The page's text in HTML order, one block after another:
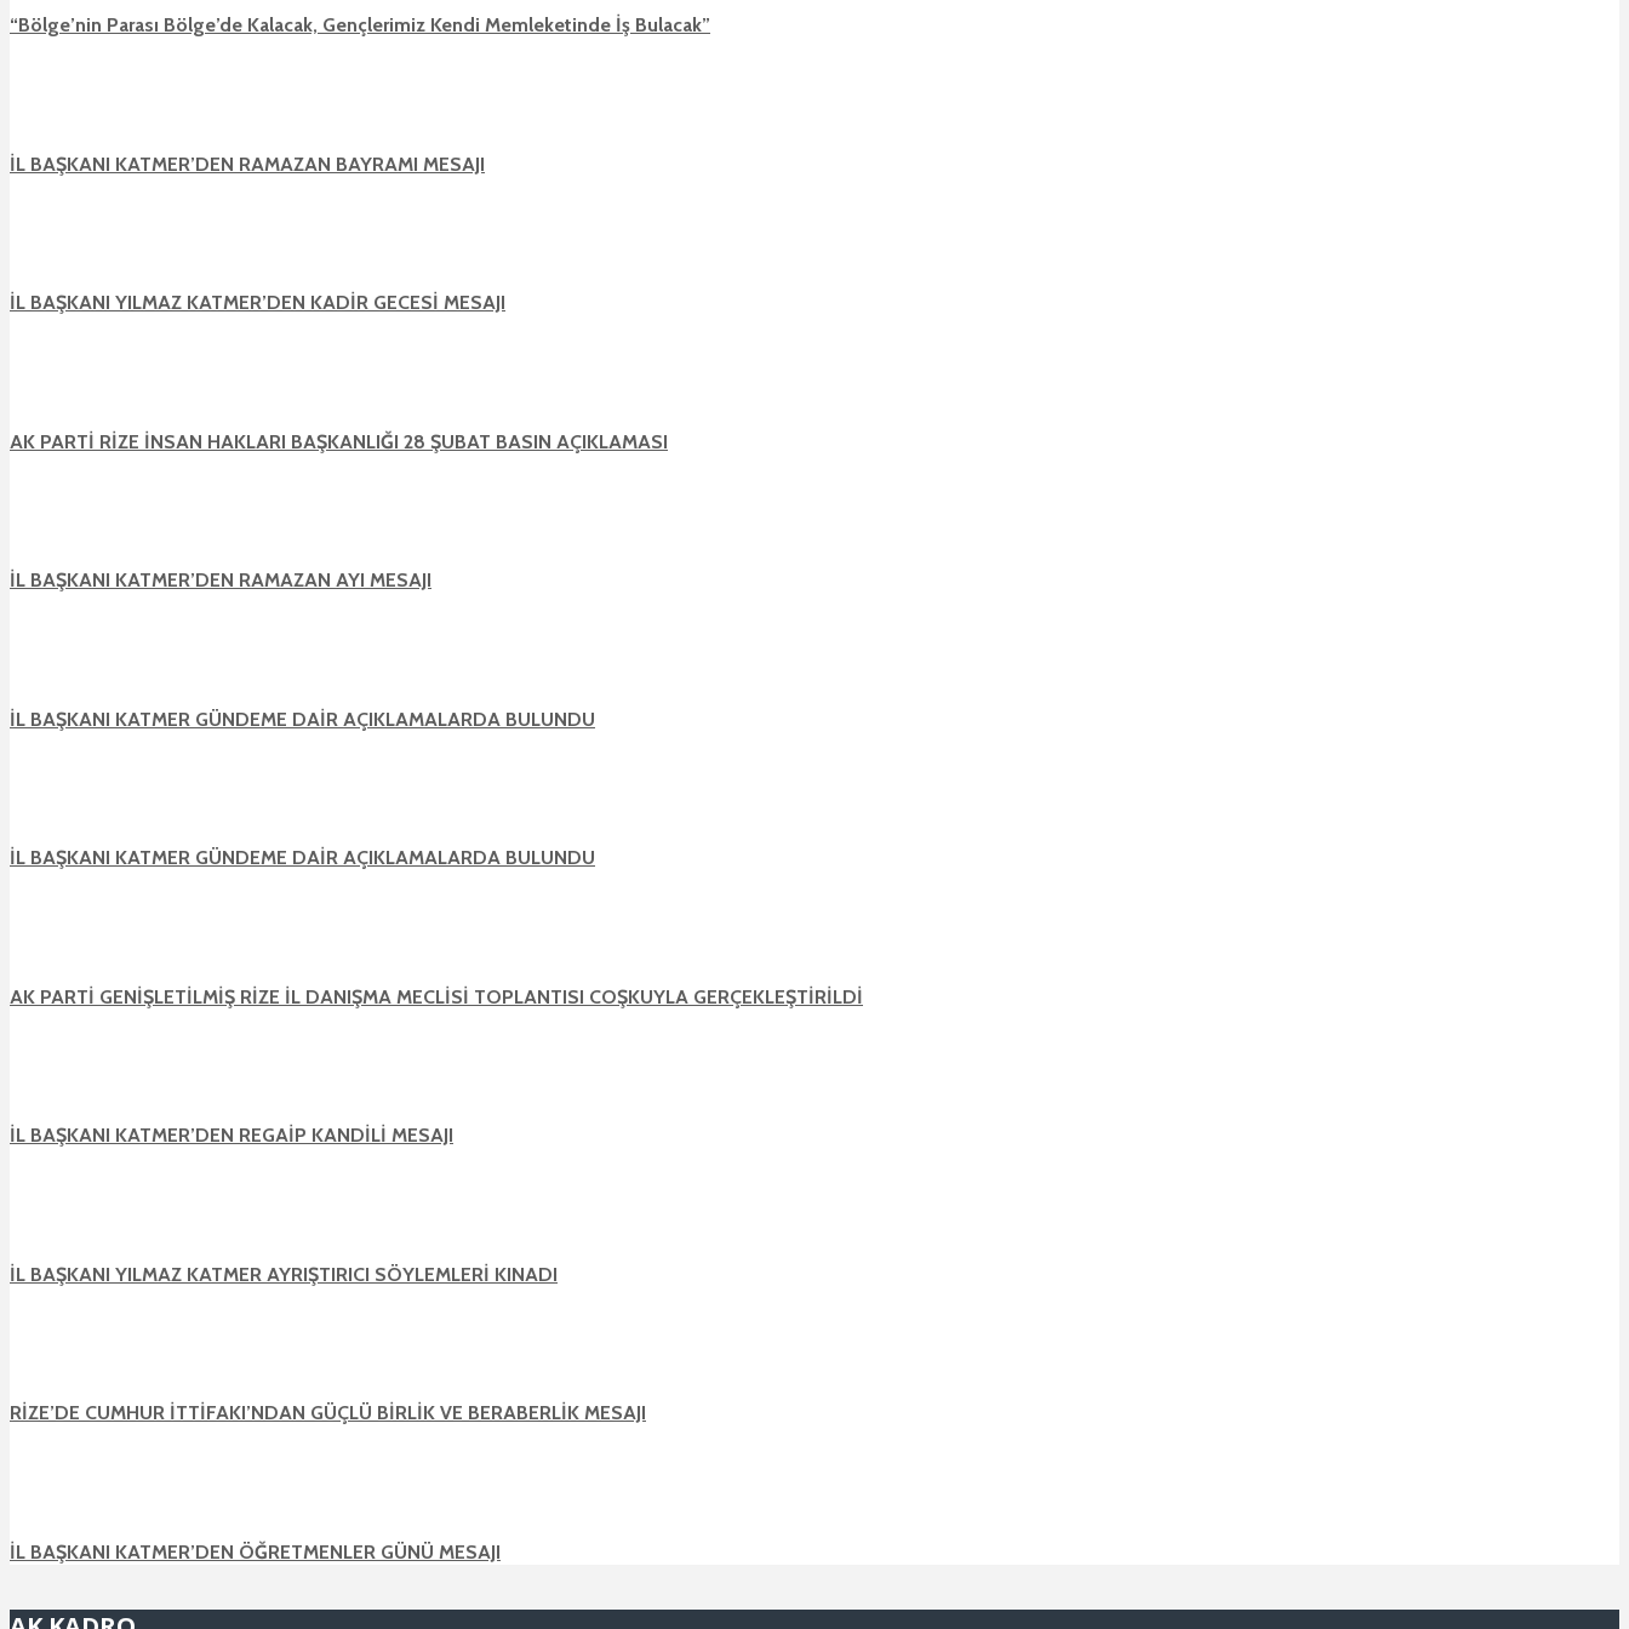
“Bölge’nin Parası Bölge’de Kalacak, Gençlerimiz Kendi Memleketinde İş Bulacak”
İL BAŞKANI KATMER’DEN RAMAZAN BAYRAMI MESAJI
İL BAŞKANI YILMAZ KATMER’DEN KADİR GECESİ MESAJI
AK PARTİ RİZE İNSAN HAKLARI BAŞKANLIĞI 28 ŞUBAT BASIN AÇIKLAMASI
İL BAŞKANI KATMER’DEN RAMAZAN AYI MESAJI
İL BAŞKANI KATMER GÜNDEME DAİR AÇIKLAMALARDA BULUNDU
İL BAŞKANI KATMER GÜNDEME DAİR AÇIKLAMALARDA BULUNDU
AK PARTİ GENİŞLETİLMİŞ RİZE İL DANIŞMA MECLİSİ TOPLANTISI COŞKUYLA GERÇEKLEŞTİRİLDİ
İL BAŞKANI KATMER’DEN REGAİP KANDİLİ MESAJI
İL BAŞKANI YILMAZ KATMER AYRIŞTIRICI SÖYLEMLERİ KINADI
RİZE’DE CUMHUR İTTİFAKI’NDAN GÜÇLÜ BİRLİK VE BERABERLİK MESAJI
İL BAŞKANI KATMER’DEN ÖĞRETMENLER GÜNÜ MESAJI